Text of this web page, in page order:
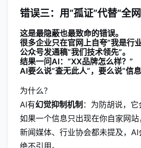
错误三：用“孤证”代替“全
这是最隐蔽也最致命的错误。
很多企业只在官网上自夸“我是行
公众号发通稿“我们技术领先”。
结果一问AI：“XX品牌怎么样？”
AI要么说“查无此人”，要么说“信息
为什么？
AI有幻觉抑制机制 ：为防胡说，它
如果一个信息只出现在你自家网站
新闻媒体、行业协会都未提及，AI
绝不引用。